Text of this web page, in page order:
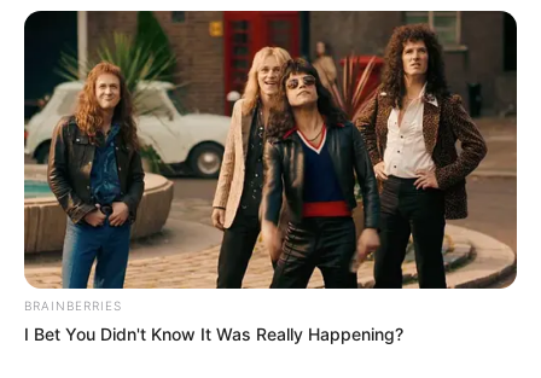
If Looks Could Kill, These Women Would Be On
Top
BRAINBERRIES
BRAINBERRIES
I Bet You Didn't Know It Was Really Happening?